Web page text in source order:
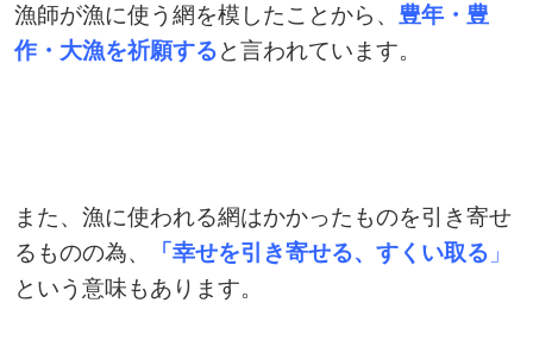
漁師が漁に使う網を模したことから、 豊年・豊
作・大漁を祈願すると言われています。
また、漁に使われる網はかかったものを引き寄せ
るものの為、
「幸せを引き寄せる、すくい取る 」
という意味もあります。